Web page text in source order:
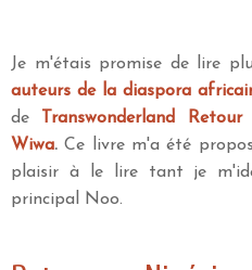
Je m'étais promise de lire
auteurs de la diaspora
de
Transwonderland
Wiwa.Ce livre m'a été
plaisir à le lire tant je
principal Noo.